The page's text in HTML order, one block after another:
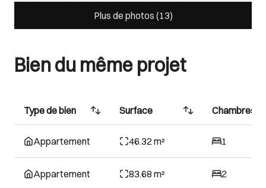
Plus de photos (13)
Bien du même projet
Type de bien Surface Chambres
Appartement 46.32 m² 1
Appartement 83.68 m² 2